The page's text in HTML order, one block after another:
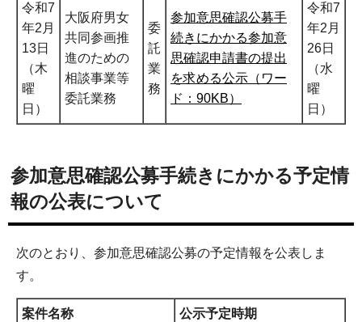
令和7
年2月
13日
（木
曜
日）
大阪府男女
共同参画推
進のための
相談事業等
委託業務
委
託
業
務
参加意思確認公募手
続きにかかる参加意
思確認申請書の提出
を求める公示（ワー
ド：90KB）
令和7
年2月
26日
（水
曜
日）
参加意思確認公募手続きにかかる予定情
報の公表について
次のとおり、参加意思確認公募の予定情報を公表しま
す。
案件名称 公示予定時期